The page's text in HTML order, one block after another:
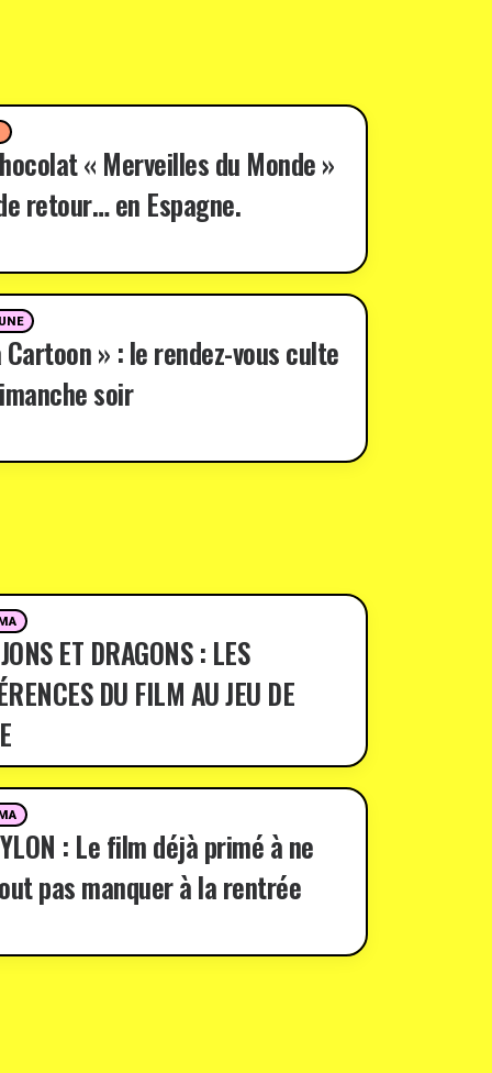
« Merveilles du Monde »
retour… en Espagne.
Cartoon » : le rendez-vous culte
soir
ET DRAGONS : LES
DU FILM AU JEU DE
: Le film déjà primé à ne
pas manquer à la rentrée